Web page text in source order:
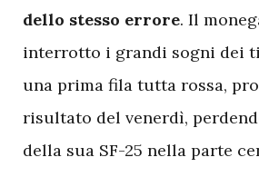
dello stesso errore. Il
interrotto i grandi sogni dei
una prima fila tutta rossa,
risultato del venerdì,
della sua SF-25 nella parte